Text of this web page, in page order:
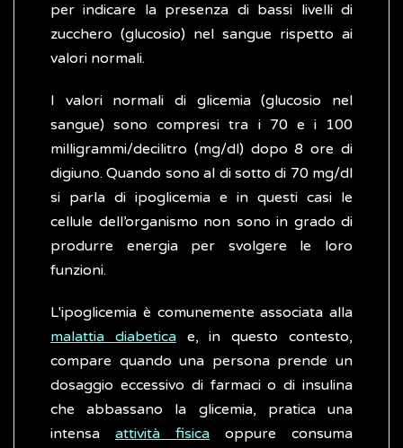
per indicare la presenza di bassi livelli di
zucchero (glucosio) nel sangue rispetto ai
valori normali.
I valori normali di glicemia (glucosio nel
sangue) sono compresi tra i 70 e i 100
milligrammi/decilitro (mg/dl) dopo 8 ore di
digiuno. Quando sono al di sotto di 70 mg/dl
si parla di ipoglicemia e in questi casi le
cellule dell’organismo non sono in grado di
produrre energia per svolgere le loro
funzioni.
L'ipoglicemia è comunemente associata alla
malattia diabeticae, in questo contesto,
compare quando una persona prende un
dosaggio eccessivo di farmaci o di insulina
che abbassano la glicemia, pratica una
intensa attività fisica oppure consuma